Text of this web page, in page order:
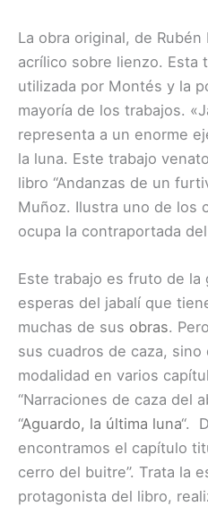
La obra original, de
acrílico sobre lienzo. Esta
utilizada por Montés y la
mayoría de los trabajos.
representa a un enorme
la luna. Este trabajo
libro “Andanzas de un
Muñoz. Ilustra uno de los
ocupa la contraportada
Este trabajo es fruto de la
esperas del jabalí que
muchas de sus obras.
sus cuadros de caza,
modalidad en varios
“Narraciones de caza del
“Aguardo, la última luna“.
encontramos el capítulo
cerro del buitre”. Trata la
protagonista del libro,